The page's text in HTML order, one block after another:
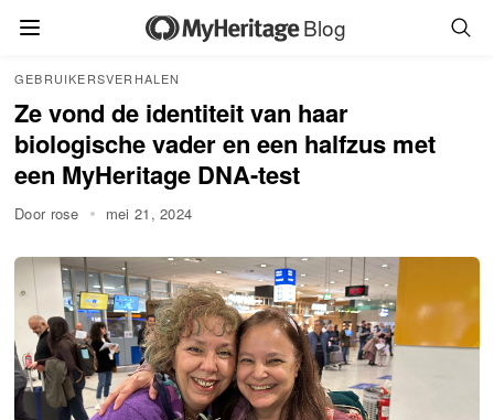
Blog
GEBRUIKERSVERHALEN
Ze vond de identiteit van haar
biologische vader en een halfzus met
een MyHeritage DNA-test
Door rose mei 21, 2024